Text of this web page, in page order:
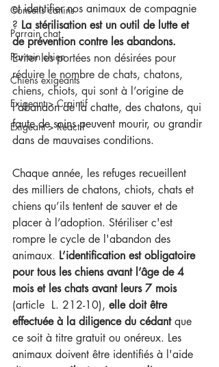
Conseils canins
Parrain chat
Parrain chien
Chiens exigeants
Exigeant > Craintif
Exigeant > Réactif
et identifier nos animaux de compagnie
? La stérilisation est un outil de lutte et
de prévention contre les abandons.
Eviter les portées non désirées pour
réduire le nombre de chats, chatons,
chiens, chiots, qui sont à l’origine de
l’abandon de la chatte, des chatons, qui
faute de soins peuvent mourir, ou grandir
dans de mauvaises conditions.
Chaque année, les refuges recueillent
des milliers de chatons, chiots, chats et
chiens qu’ils tentent de sauver et de
placer à l’adoption. Stériliser c'est
rompre le cycle de l'abandon des
animaux. L’identification est obligatoire
pour tous les chiens avant l’âge de 4
mois et les chats avant leurs 7 mois
(article  L. 212-10), elle doit être
effectuée à la diligence du cédant que
ce soit à titre gratuit ou onéreux. Les
animaux doivent être identifiés à l'aide